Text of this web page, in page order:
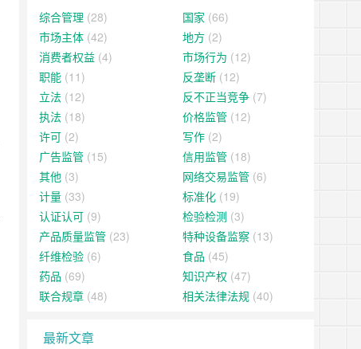
综合管理 (28) 国家 (66)
市场主体 (42) 地方 (2)
消费者权益 (4) 市场行为 (12)
职能 (11) 反垄断 (12)
立法 (12) 反不正当竞争 (7)
执法 (18) 价格监管 (12)
许可 (2) 写作 (2)
广告监管 (15) 信用监管 (18)
其他 (3) 网络交易监管 (6)
计量 (33) 标准化 (19)
认证认可 (9) 检验检测 (3)
产品质量监管 (23) 特种设备监察 (13)
纤维检验 (6) 食品 (45)
药品 (69) 知识产权 (47)
联合规章 (48) 相关法律法规 (40)
最新文章